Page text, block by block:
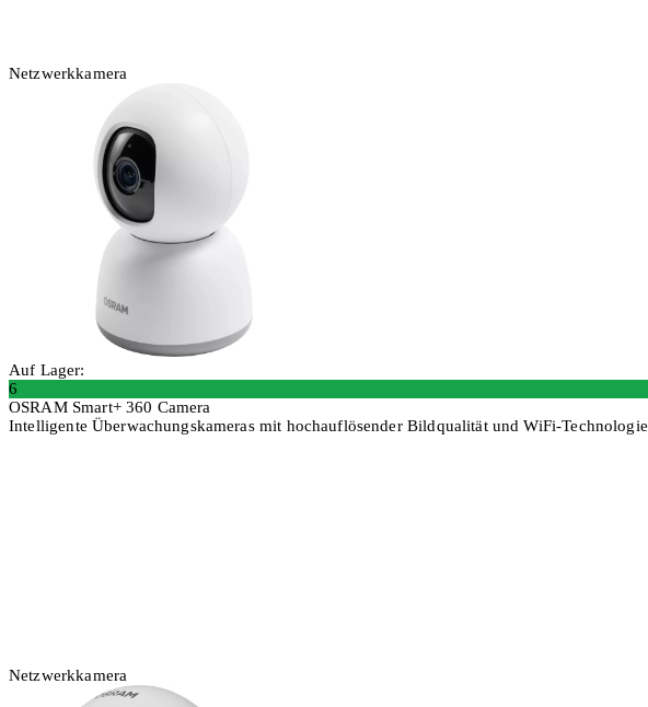
Netzwerkkamera
Auf Lager:
6
OSRAM Smart+ 360 Camera
Intelligente Überwachungskameras mit hochauflösender Bildqualität und WiFi-Technologie
Netzwerkkamera